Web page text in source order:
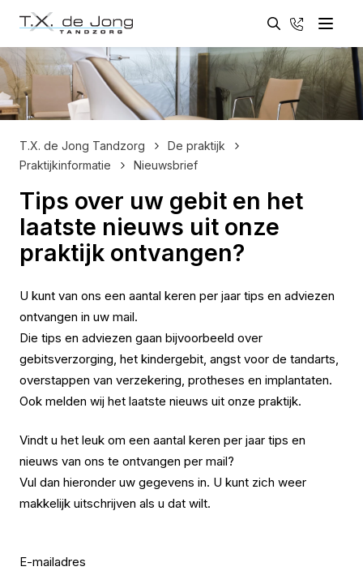
Menu
Zoeken
Zoeken 033 -
T.X. de Jong Tandzorg
De praktijk
Praktijkinformatie
Nieuwsbrief
Tips over uw gebit en het
laatste nieuws uit onze
praktijk ontvangen?
U kunt van ons een aantal keren per jaar tips en adviezen
ontvangen in uw mail.
Die tips en adviezen gaan bijvoorbeeld over
gebitsverzorging, het kindergebit, angst voor de tandarts,
overstappen van verzekering, protheses en implantaten.
Ook melden wij het laatste nieuws uit onze praktijk.
Vindt u het leuk om een aantal keren per jaar tips en
nieuws van ons te ontvangen per mail?
Vul dan hieronder uw gegevens in. U kunt zich weer
makkelijk uitschrijven als u dat wilt.
E-mailadres